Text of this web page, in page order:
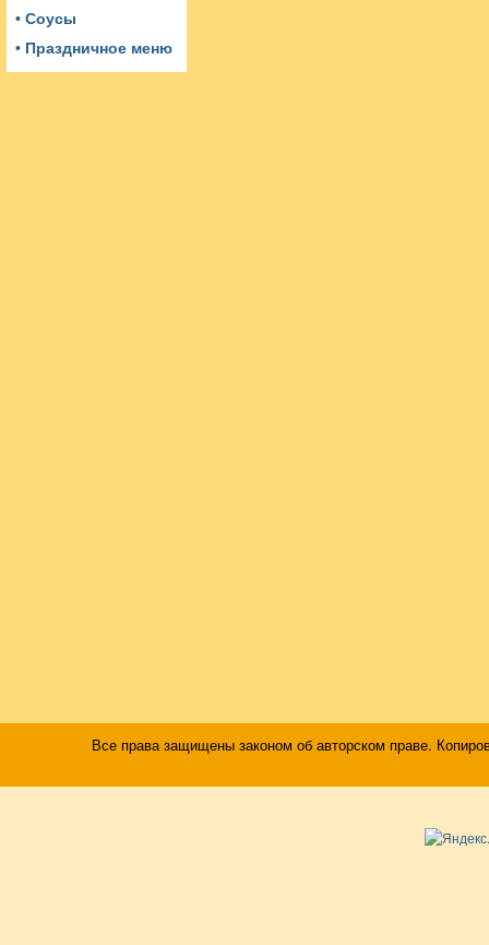
• Соусы
• Праздничное меню
Все права защищены законом об авторском праве.